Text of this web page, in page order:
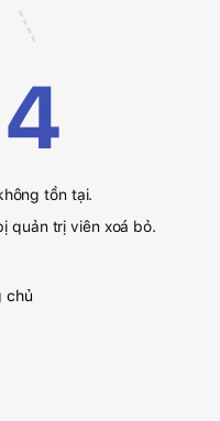
tồn tại.
quản trị viên xoá bỏ.
chủ